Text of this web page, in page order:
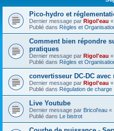
Pico-hydro et
Dernier message par Rigol'eau «
Publié dans Règles et
Comment bien répondre
pratiques
Dernier message par Rigol'eau «
Publié dans Règles et
convertisseur DC‑DC
Dernier message par Rigol'eau «
Publié dans Régulation de charge
Live Youtube
Dernier message par Bricol'eau «
Publié dans Le bistrot